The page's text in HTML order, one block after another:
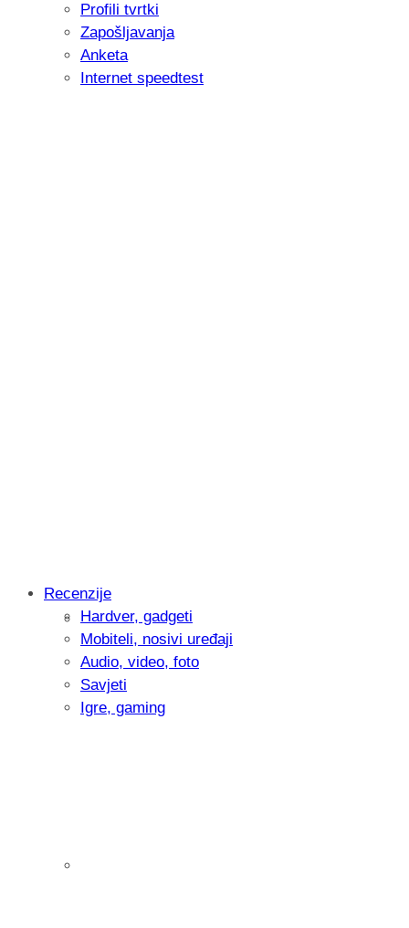
Profili tvrtki
Zapošljavanja
Anketa
Internet speedtest
Intervju: Goran Jović, fotograf -
Recenzije
Hardver, gadgeti
Mobiteli, nosivi uređaji
Audio, video, foto
Savjeti
Igre, gaming